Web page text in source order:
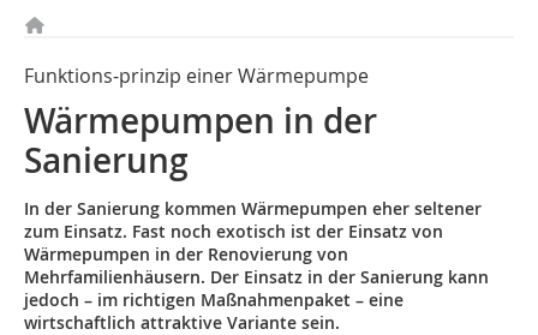
Funktions-prinzip einer Wärme­pumpe
Wärmepumpen in der
Sanierung
In der Sanierung kommen Wärmepumpen eher seltener
zum Einsatz. Fast noch exotisch ist der Einsatz von
Wärmepumpen in der Renovierung von
Mehrfamilienhäusern. Der Einsatz in der Sanierung kann
jedoch – im richtigen Maßnahmenpaket – eine
wirtschaftlich attraktive Variante sein.